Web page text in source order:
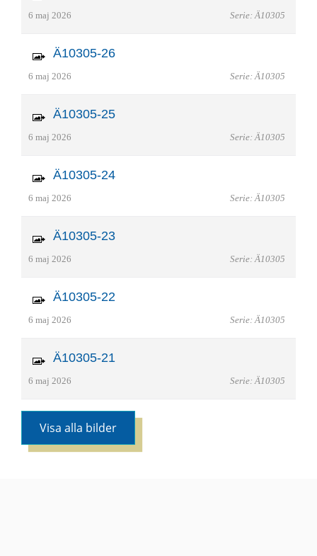
6 maj 2026 Serie: Ä10305
Ä10305-26
6 maj 2026 Serie: Ä10305
Ä10305-25
6 maj 2026 Serie: Ä10305
Ä10305-24
6 maj 2026 Serie: Ä10305
Ä10305-23
6 maj 2026 Serie: Ä10305
Ä10305-22
6 maj 2026 Serie: Ä10305
Ä10305-21
6 maj 2026 Serie: Ä10305
Visa alla bilder